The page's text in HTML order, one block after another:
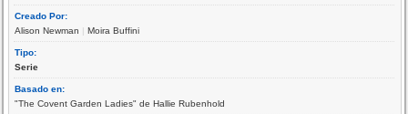
Creado Por:
Alison Newman |Moira Buffini
Tipo:
Serie
Basado en:
"The Covent Garden Ladies" de Hallie Rubenhold